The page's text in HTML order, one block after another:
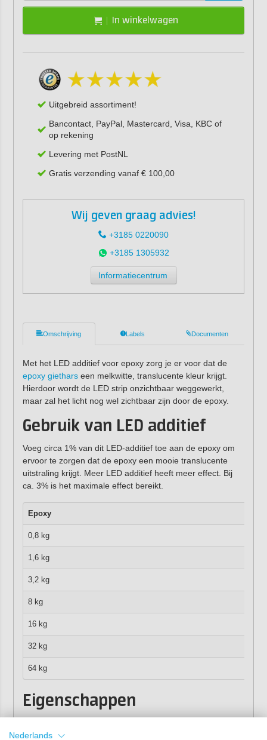
In winkelwagen
Uitgebreid assortiment!
Bancontact, PayPal, Mastercard, Visa, KBC of
op rekening
Levering met PostNL
Gratis verzending vanaf € 100,00
Wij geven graag advies!
+3185 0220090
+3185 1305932
Informatiecentrum
Omschrijving Labels Documenten
Met het LED additief voor epoxy zorg je er voor dat de
epoxy gietharseen melkwitte, translucente kleur krijgt.
Hierdoor wordt de LED strip onzichtbaar weggewerkt,
maar zal het licht nog wel zichtbaar zijn door de epoxy.
Gebruik van LED additief
Voeg circa 1% van dit LED-additief toe aan de epoxy om
ervoor te zorgen dat de epoxy een mooie translucente
uitstraling krijgt. Meer LED additief heeft meer effect. Bij
ca. 3% is het maximale effect bereikt.
Epoxy
0,8 kg
1,6 kg
3,2 kg
8 kg
16 kg
32 kg
64 kg
Eigenschappen
Dosering:0,5-3%
Nederlands